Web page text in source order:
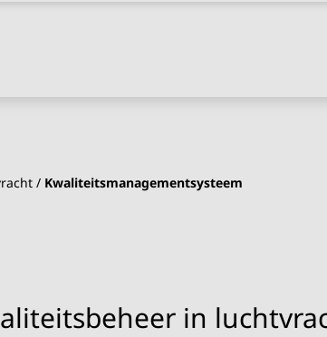
Kwaliteitsmanagementsysteem
in